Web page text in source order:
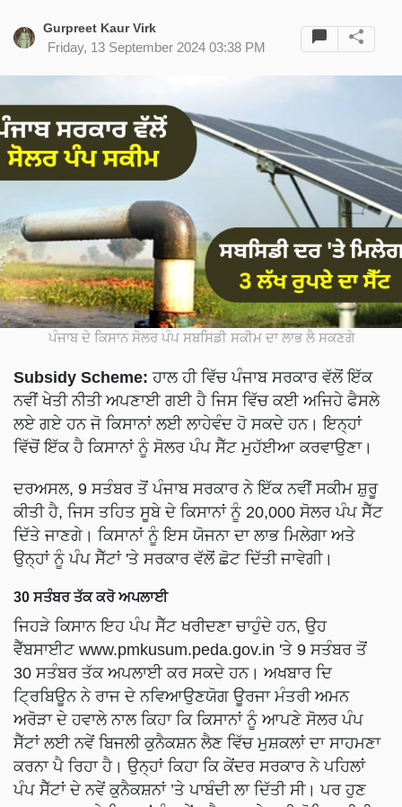
Gurpreet Kaur Virk
Friday, 13 September 2024 03:38 PM
ਪੰਜਾਬ ਦੇ ਕਿਸਾਨ ਸੋਲਰ ਪੰਪ ਸਬਸਿਡੀ ਸਕੀਮ ਦਾ ਲਾਭ ਲੈ ਸਕਣਗੇ
Subsidy Scheme: ਹਾਲ ਹੀ ਵਿੱਚ ਪੰਜਾਬ ਸਰਕਾਰ ਵੱਲੋਂ ਇੱਕ
ਨਵੀਂ ਖੇਤੀ ਨੀਤੀ ਅਪਣਾਈ ਗਈ ਹੈ ਜਿਸ ਵਿੱਚ ਕਈ ਅਜਿਹੇ ਫੈਸਲੇ
ਲਏ ਗਏ ਹਨ ਜੋ ਕਿਸਾਨਾਂ ਲਈ ਲਾਹੇਵੰਦ ਹੋ ਸਕਦੇ ਹਨ। ਇਨ੍ਹਾਂ
ਵਿੱਚੋਂ ਇੱਕ ਹੈ ਕਿਸਾਨਾਂ ਨੂੰ ਸੋਲਰ ਪੰਪ ਸੈੱਟ ਮੁਹੱਈਆ ਕਰਵਾਉਣਾ।
ਦਰਅਸਲ, 9 ਸਤੰਬਰ ਤੋਂ ਪੰਜਾਬ ਸਰਕਾਰ ਨੇ ਇੱਕ ਨਵੀਂ ਸਕੀਮ ਸ਼ੁਰੂ
ਕੀਤੀ ਹੈ, ਜਿਸ ਤਹਿਤ ਸੂਬੇ ਦੇ ਕਿਸਾਨਾਂ ਨੂੰ 20,000 ਸੋਲਰ ਪੰਪ ਸੈੱਟ
ਦਿੱਤੇ ਜਾਣਗੇ। ਕਿਸਾਨਾਂ ਨੂੰ ਇਸ ਯੋਜਨਾ ਦਾ ਲਾਭ ਮਿਲੇਗਾ ਅਤੇ
ਉਨ੍ਹਾਂ ਨੂੰ ਪੰਪ ਸੈੱਟਾਂ 'ਤੇ ਸਰਕਾਰ ਵੱਲੋਂ ਛੋਟ ਦਿੱਤੀ ਜਾਵੇਗੀ।
30 ਸਤੰਬਰ ਤੱਕ ਕਰੋ ਅਪਲਾਈ
ਜਿਹੜੇ ਕਿਸਾਨ ਇਹ ਪੰਪ ਸੈੱਟ ਖਰੀਦਣਾ ਚਾਹੁੰਦੇ ਹਨ, ਉਹ
ਵੈੱਬਸਾਈਟ www.pmkusum.peda.gov.in 'ਤੇ 9 ਸਤੰਬਰ ਤੋਂ
30 ਸਤੰਬਰ ਤੱਕ ਅਪਲਾਈ ਕਰ ਸਕਦੇ ਹਨ। ਅਖਬਾਰ ਦਿ
ਟ੍ਰਿਬਿਊਨ ਨੇ ਰਾਜ ਦੇ ਨਵਿਆਉਣਯੋਗ ਊਰਜਾ ਮੰਤਰੀ ਅਮਨ
ਅਰੋੜਾ ਦੇ ਹਵਾਲੇ ਨਾਲ ਕਿਹਾ ਕਿ ਕਿਸਾਨਾਂ ਨੂੰ ਆਪਣੇ ਸੋਲਰ ਪੰਪ
ਸੈੱਟਾਂ ਲਈ ਨਵੇਂ ਬਿਜਲੀ ਕੁਨੈਕਸ਼ਨ ਲੈਣ ਵਿੱਚ ਮੁਸ਼ਕਲਾਂ ਦਾ ਸਾਹਮਣਾ
ਕਰਨਾ ਪੈ ਰਿਹਾ ਹੈ। ਉਨ੍ਹਾਂ ਕਿਹਾ ਕਿ ਕੇਂਦਰ ਸਰਕਾਰ ਨੇ ਪਹਿਲਾਂ
ਪੰਪ ਸੈੱਟਾਂ ਦੇ ਨਵੇਂ ਕੁਨੈਕਸ਼ਨਾਂ ’ਤੇ ਪਾਬੰਦੀ ਲਾ ਦਿੱਤੀ ਸੀ। ਪਰ ਹੁਣ